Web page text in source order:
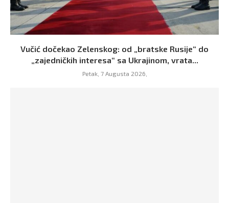
Vučić dočekao Zelenskog: od „bratske Rusije“ do
„zajedničkih interesa“ sa Ukrajinom, vrata...
Petak, 7 Augusta 2026,